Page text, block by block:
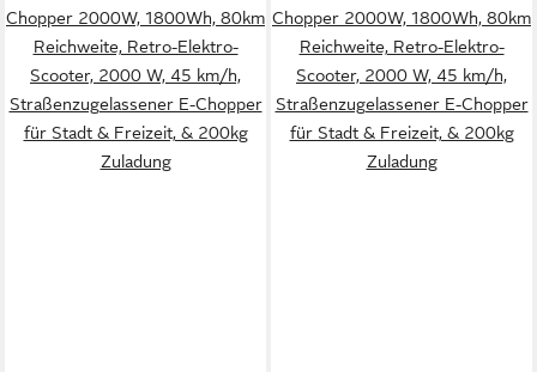
Chopper 2000W, 1800Wh, 80km
Reichweite, Retro-Elektro-
Scooter, 2000 W, 45 km/h,
Straßenzugelassener E-Chopper
für Stadt & Freizeit, & 200kg
Zuladung
Chopper 2000W, 1800Wh, 80km
Reichweite, Retro-Elektro-
Scooter, 2000 W, 45 km/h,
Straßenzugelassener E-Chopper
für Stadt & Freizeit, & 200kg
Zuladung